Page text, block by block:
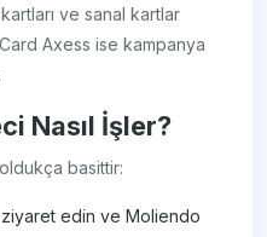
ve sanal kartlar
Axess ise kampanya
Nasıl İşler?
basittir:
edin ve Moliendo